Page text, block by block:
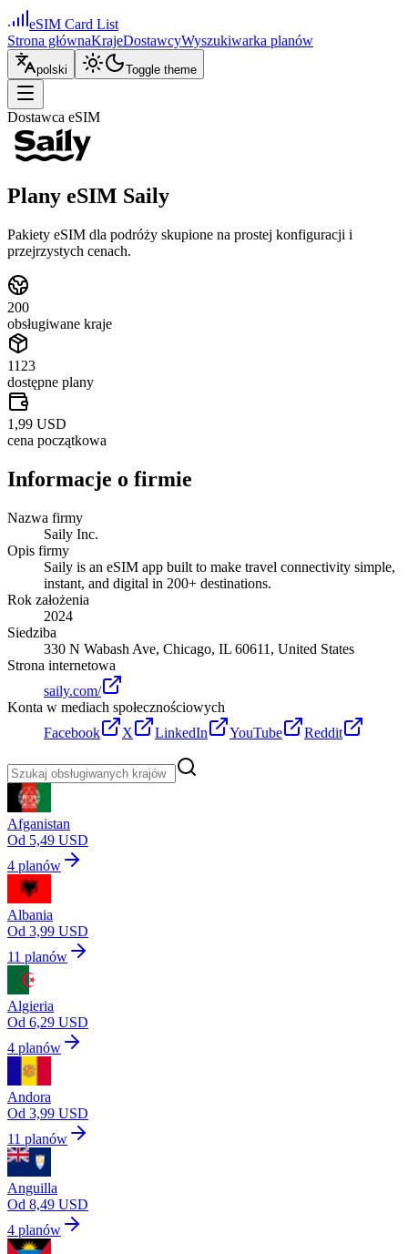
eSIM Card List
Strona głównaKrajeDostawcyWyszukiwarka planów
polski Toggle theme
Dostawca eSIM
Plany eSIM Saily
Pakiety eSIM dla podróży skupione na prostej konfiguracji i
przejrzystych cenach.
200
obsługiwane kraje
1123
dostępne plany
1,99 USD
cena początkowa
Informacje o firmie
Nazwa firmy
Saily Inc.
Opis firmy
Saily is an eSIM app built to make travel connectivity simple,
instant, and digital in 200+ destinations.
Rok założenia
2024
Siedziba
330 N Wabash Ave, Chicago, IL 60611, United States
Strona internetowa
saily.com/
Konta w mediach społecznościowych
Facebook
X LinkedIn YouTube Reddit
Afganistan
Od 5,49 USD
4 planów
Albania
Od 3,99 USD
11 planów
Algieria
Od 6,29 USD
4 planów
Andora
Od 3,99 USD
11 planów
Anguilla
Od 8,49 USD
4 planów